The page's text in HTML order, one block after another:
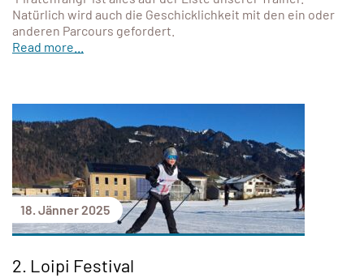
Natürlich wird auch die Geschicklichkeit mit den ein oder
anderen Parcours gefordert.
Read more...
18. Jänner 2025
2. Loipi Festival